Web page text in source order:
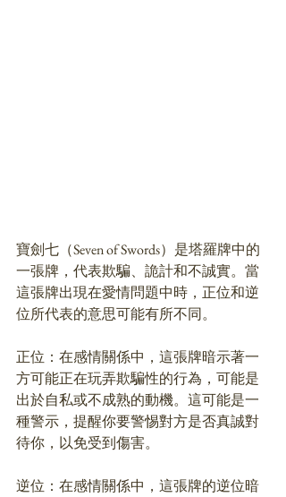
寶劍七（Seven of Swords）是塔羅牌中的
一張牌，代表欺騙、詭計和不誠實。當
這張牌出現在愛情問題中時，正位和逆
位所代表的意思可能有所不同。
正位：在感情關係中，這張牌暗示著一
方可能正在玩弄欺騙性的行為，可能是
出於自私或不成熟的動機。這可能是一
種警示，提醒你要警惕對方是否真誠對
待你，以免受到傷害。
逆位：在感情關係中，這張牌的逆位暗